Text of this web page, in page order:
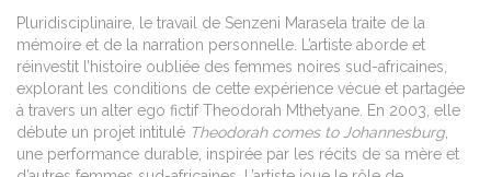
Pluridisciplinaire, le travail de Senzeni Marasela traite de la
mémoire et de la narration personnelle. L’artiste aborde et
réinvestit l’histoire oubliée des femmes noires sud-africaines,
explorant les conditions de cette expérience vécue et partagée
à travers un alter ego fictif Theodorah Mthetyane. En 2003, elle
débute un projet intitulé Theodorah comes to Johannesburg,
une performance durable, inspirée par les récits de sa mère et